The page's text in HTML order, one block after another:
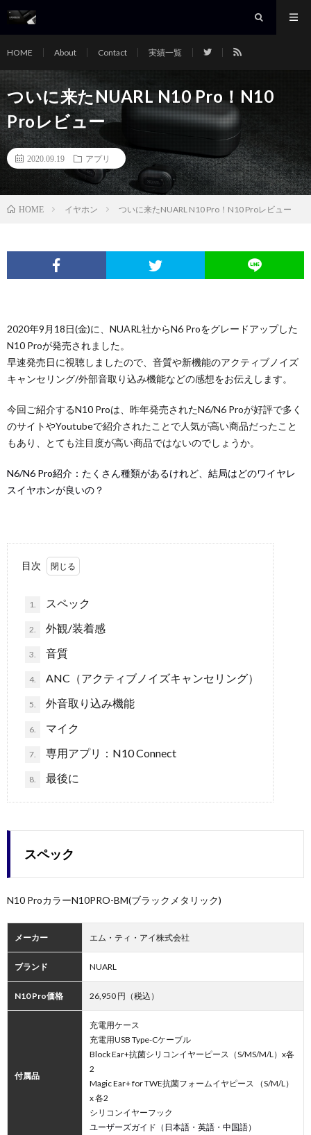
HOME About Contact 実績一覧
ついに来たNUARL N10 Pro！N10
Proレビュー
2020.09.19 アプリ
HOME イヤホン ついに来たNUARL N10 Pro！N10 Proレビュー
2020年9月18日(金)に、NUARL社からN6 Proをグレードアップした
N10 Proが発売されました。
早速発売日に視聴しましたので、音質や新機能のアクティブノイズ
キャンセリング/外部音取り込み機能などの感想をお伝えします。
今回ご紹介するN10 Proは、昨年発売されたN6/N6 Proが好評で多く
のサイトやYoutubeで紹介されたことで人気が高い商品だったこと
もあり、とても注目度が高い商品ではないのでしょうか。
N6/N6 Pro紹介：たくさん種類があるけれど、結局はどのワイヤレ
スイヤホンが良いの？
目次
1. スペック
2. 外観/装着感
3. 音質
4. ANC（アクティブノイズキャンセリング）
5. 外音取り込み機能
6. マイク
7. 専用アプリ：N10 Connect
8. 最後に
スペック
N10 ProカラーN10PRO-BM(ブラックメタリック)
メーカー エム・ティ・アイ株式会社
ブランド NUARL
N10 Pro価格 26,950 円（税込）
付属品
充電用ケース
充電用USB Type-Cケーブル
Block Ear+抗菌シリコンイヤーピース（S/MS/M/L）x各
2
Magic Ear+ for TWE抗菌フォームイヤピース （S/M/L）
x 各2
シリコンイヤーフック
ユーザーズガイド（日本語・英語・中国語）